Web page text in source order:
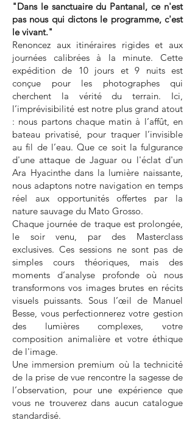
"Dans le sanctuaire du Pantanal, ce n'est
pas nous qui dictons le programme, c'est
le vivant."
Renoncez aux itinéraires rigides et aux
journées calibrées à la minute. Cette
expédition de 10 jours et 9 nuits est
conçue pour les photographes qui
cherchent la vérité du terrain. Ici,
l’imprévisibilité est notre plus grand atout
: nous partons chaque matin à l’affût, en
bateau privatisé, pour traquer l’invisible
au fil de l’eau. Que ce soit la fulgurance
d'une attaque de Jaguar ou l'éclat d'un
Ara Hyacinthe dans la lumière naissante,
nous adaptons notre navigation en temps
réel aux opportunités offertes par la
nature sauvage du Mato Grosso.
Chaque journée de traque est prolongée,
le soir venu, par des Masterclass
exclusives. Ces sessions ne sont pas de
simples cours théoriques, mais des
moments d’analyse profonde où nous
transformons vos images brutes en récits
visuels puissants. Sous l’œil de Manuel
Besse, vous perfectionnerez votre gestion
des lumières complexes, votre
composition animalière et votre éthique
de l'image.
Une immersion premium où la technicité
de la prise de vue rencontre la sagesse de
l’observation, pour une expérience que
vous ne trouverez dans aucun catalogue
standardisé.